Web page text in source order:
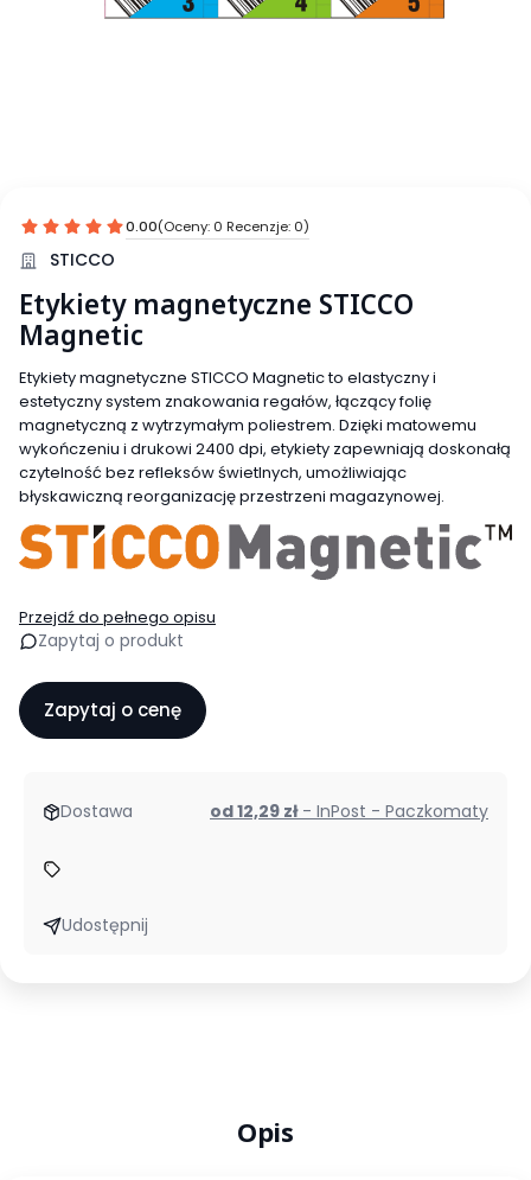
0.00(Oceny: 0 Recenzje: 0)
STICCO
Etykiety magnetyczne STICCO
Magnetic
Etykiety magnetyczne STICCO Magnetic to elastyczny i
estetyczny system znakowania regałów, łączący folię
magnetyczną z wytrzymałym poliestrem. Dzięki matowemu
wykończeniu i drukowi 2400 dpi, etykiety zapewniają doskonałą
czytelność bez refleksów świetlnych, umożliwiając
błyskawiczną reorganizację przestrzeni magazynowej.
Przejdź do pełnego opisu
Zapytaj o produkt
Zapytaj o cenę
Dostawa od 12,29 zł - InPost - Paczkomaty
Udostępnij
Opis